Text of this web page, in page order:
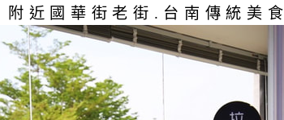
近國華街老街.台南傳統美食